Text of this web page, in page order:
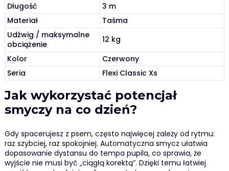
Długość
3 m
Materiał
Taśma
Udźwig / maksymalne
obciążenie
12 kg
Kolor
Czerwony
Seria
Flexi Classic Xs
Jak wykorzystać potencjał
smyczy na co dzień?
Gdy spacerujesz z psem, często najwięcej zależy od rytmu:
raz szybciej, raz spokojniej. Automatyczna smycz ułatwia
dopasowanie dystansu do tempa pupila, co sprawia, że
wyjście nie musi być „ciągłą korektą”. Dzięki temu łatwiej